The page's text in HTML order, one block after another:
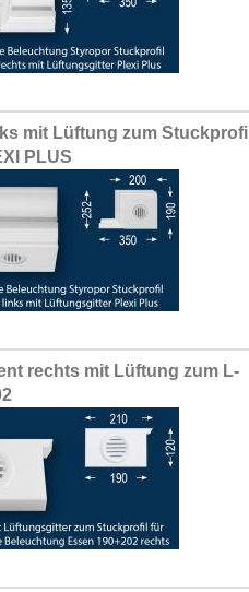
mit Lüftung zum Stuckprofil
PLUS
rechts mit Lüftung zum L-